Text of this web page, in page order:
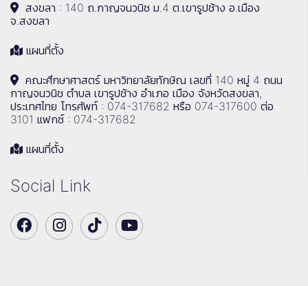
สงขลา : 140 ถ.กาญจนวนิช ม.4 ต.เขารูปช้าง อ.เมือง
จ.สงขลา
แผนที่ตั้ง
คณะศึกษาศาสตร์ มหาวิทยาลัยทักษิณ เลขที่ 140 หมู่ 4 ถนน
กาญจนวนิช ตำบล เขารูปช้าง อำเภอ เมือง จังหวัดสงขลา,
ประเทศไทย โทรศัพท์ : 074-317682 หรือ 074-317600 ต่อ
3101 แฟกซ์ : 074-317682
แผนที่ตั้ง
Social Link